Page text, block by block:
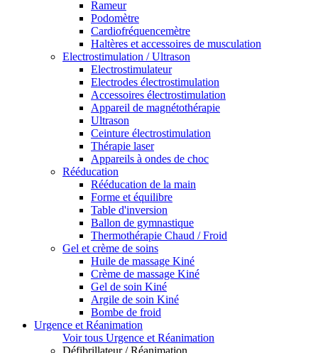
Rameur
Podomètre
Cardiofréquencemètre
Haltères et accessoires de musculation
Electrostimulation / Ultrason
Electrostimulateur
Electrodes électrostimulation
Accessoires électrostimulation
Appareil de magnétothérapie
Ultrason
Ceinture électrostimulation
Thérapie laser
Appareils à ondes de choc
Rééducation
Rééducation de la main
Forme et équilibre
Table d'inversion
Ballon de gymnastique
Thermothérapie Chaud / Froid
Gel et crème de soins
Huile de massage Kiné
Crème de massage Kiné
Gel de soin Kiné
Argile de soin Kiné
Bombe de froid
Urgence et Réanimation
Voir tous Urgence et Réanimation
Défibrillateur / Réanimation